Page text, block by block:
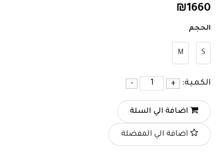
₪1660
الحجم
S
M
الكمية: +
-
اضافة الي السلة
اضافة الي المفضلة